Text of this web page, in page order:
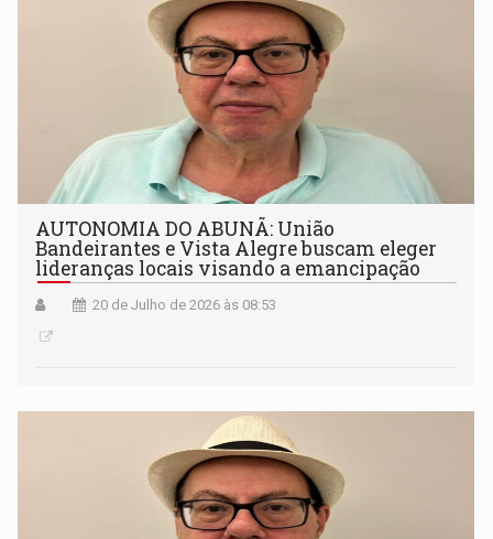
AUTONOMIA DO ABUNÃ: União
Bandeirantes e Vista Alegre buscam eleger
lideranças locais visando a emancipação
20 de Julho de 2026 às 08:53